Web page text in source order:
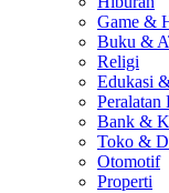
Game &
Buku &
Religi
Edukasi
Peralatan
Bank &
Toko &
Otomotif
Properti